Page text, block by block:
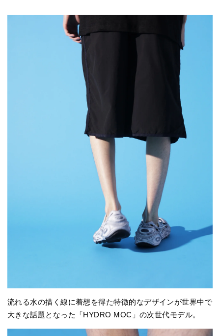
流れる水の描く線に着想を得た特徴的なデザインが世界中で
大きな話題となった「HYDRO MOC」の次世代モデル。